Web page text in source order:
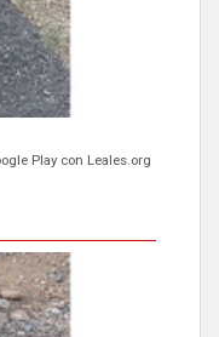
Play con Leales.org